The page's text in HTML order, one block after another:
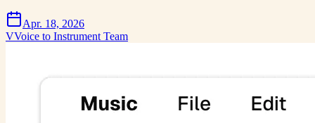
Apr. 18, 2026
VVoice to Instrument Team